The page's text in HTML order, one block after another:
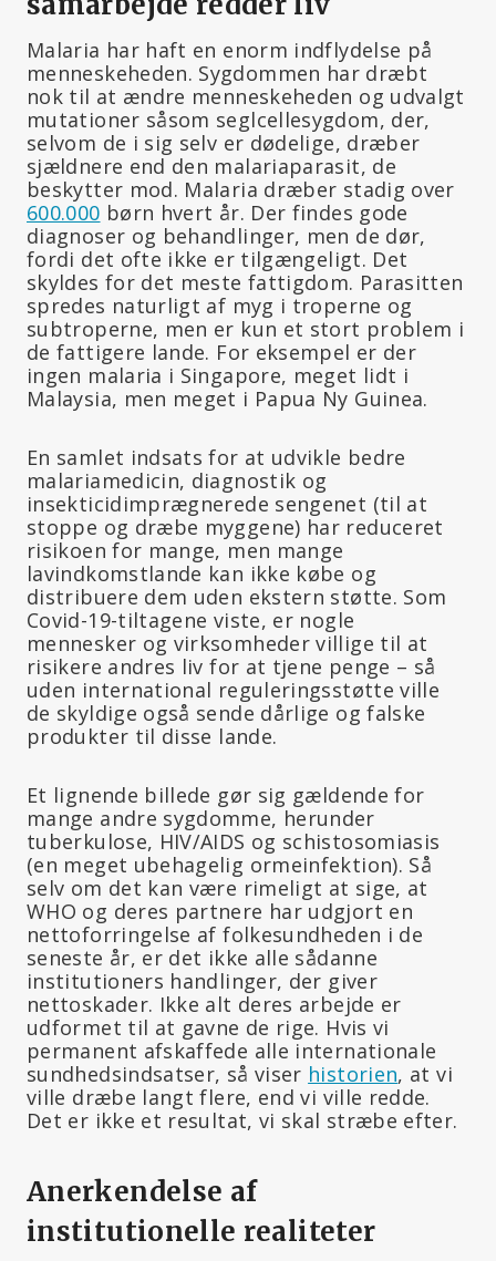
Malaria har haft en enorm indflydelse på
menneskeheden. Sygdommen har dræbt
nok til at ændre menneskeheden og udvalgt
mutationer såsom seglcellesygdom, der,
selvom de i sig selv er dødelige, dræber
sjældnere end den malariaparasit, de
beskytter mod. Malaria dræber stadig over
600.000 børn hvert år. Der findes gode
diagnoser og behandlinger, men de dør,
fordi det ofte ikke er tilgængeligt. Det
skyldes for det meste fattigdom. Parasitten
spredes naturligt af myg i troperne og
subtroperne, men er kun et stort problem i
de fattigere lande. For eksempel er der
ingen malaria i Singapore, meget lidt i
Malaysia, men meget i Papua Ny Guinea.
En samlet indsats for at udvikle bedre
malariamedicin, diagnostik og
insekticidimprægnerede sengenet (til at
stoppe og dræbe myggene) har reduceret
risikoen for mange, men mange
lavindkomstlande kan ikke købe og
distribuere dem uden ekstern støtte. Som
Covid-19-tiltagene viste, er nogle
mennesker og virksomheder villige til at
risikere andres liv for at tjene penge – så
uden international reguleringsstøtte ville
de skyldige også sende dårlige og falske
produkter til disse lande.
Et lignende billede gør sig gældende for
mange andre sygdomme, herunder
tuberkulose, HIV/AIDS og schistosomiasis
(en meget ubehagelig ormeinfektion). Så
selv om det kan være rimeligt at sige, at
WHO og deres partnere har udgjort en
nettoforringelse af folkesundheden i de
seneste år, er det ikke alle sådanne
institutioners handlinger, der giver
nettoskader. Ikke alt deres arbejde er
udformet til at gavne de rige. Hvis vi
permanent afskaffede alle internationale
sundhedsindsatser, så viser historien, at vi
ville dræbe langt flere, end vi ville redde.
Det er ikke et resultat, vi skal stræbe efter.
Anerkendelse af
institutionelle realiteter